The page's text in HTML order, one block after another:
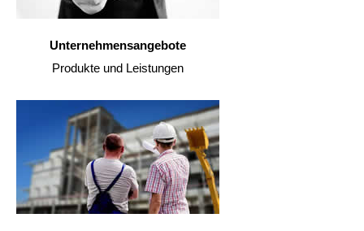
Unternehmensangebote
Produkte und Leistungen